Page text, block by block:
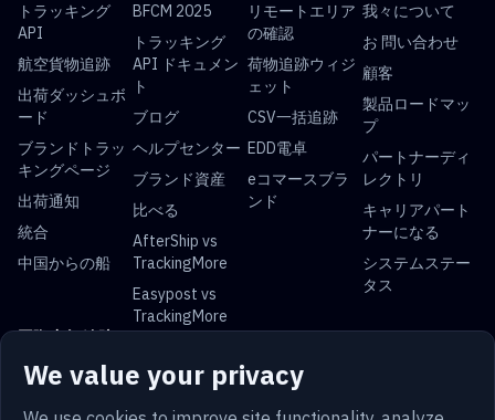
We value your privacy
トラッキング
API
航空貨物追跡
出荷ダッシュボ
ード
ブランドトラッ
キングページ
出荷通知
統合
中国からの船
BFCM 2025
トラッキング
API ドキュメン
ト
ブログ
ヘルプセンター
ブランド資産
比べる
AfterShip vs
TrackingMore
Easypost vs
TrackingMore
リモートエリア
の確認
荷物追跡ウィジ
ェット
CSV一括追跡
EDD電卓
eコマースブラ
ンド
我々について
お 問い合わせ
顧客
製品ロードマッ
プ
パートナーディ
レクトリ
キャリアパート
ナーになる
システムステー
タス
国際小包 追跡
USPS 追跡
UPS 追跡 FedEx 追跡